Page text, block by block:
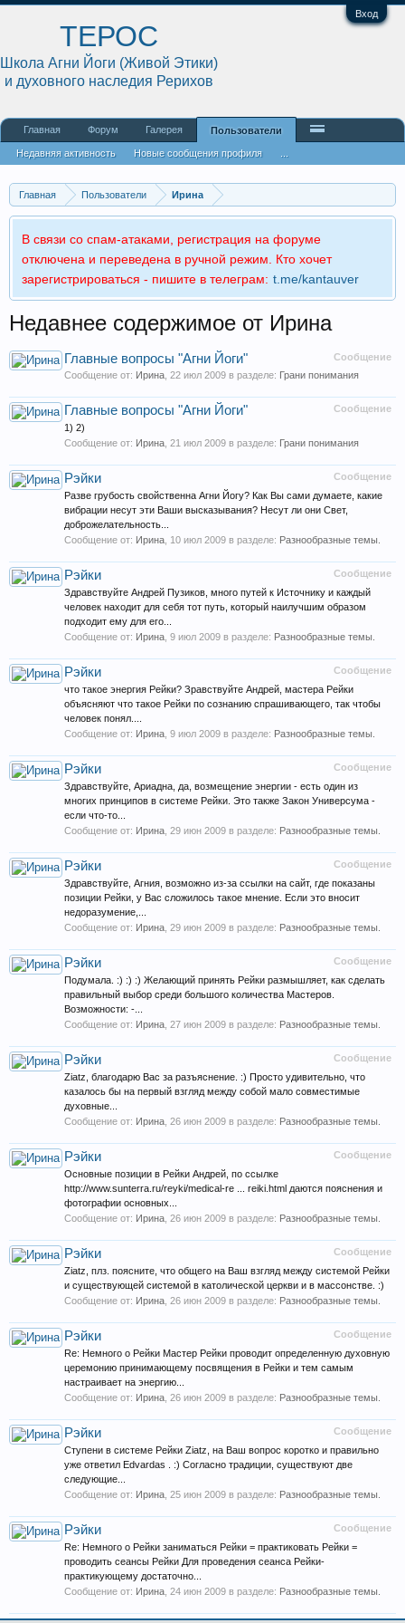
Вход
Главная Пользователи Ирина
В связи со спам-атаками, регистрация на форуме
отключена и переведена в ручной режим. Кто хочет
зарегистрироваться - пишите в телеграм: t.me/kantauver
Недавнее содержимое от Ирина
Сообщение
Главные вопросы "Агни Йоги"
Сообщение от: Ирина 22 июл 2009 в разделе: Грани понимания
Сообщение
Главные вопросы "Агни Йоги"
1) 2)
Сообщение от: Ирина 21 июл 2009 в разделе: Грани понимания
Сообщение
Рэйки
Разве грубость свойственна Агни Йогу? Как Вы сами думаете, какие
вибрации несут эти Ваши высказывания? Несут ли они Свет,
доброжелательность...
Сообщение от: Ирина 10 июл 2009 в разделе: Разнообразные темы.
Сообщение
Рэйки
Здравствуйте Андрей Пузиков, много путей к Источнику и каждый
человек находит для себя тот путь, который наилучшим образом
подходит ему для его...
Сообщение от: Ирина 9 июл 2009 в разделе: Разнообразные темы.
Сообщение
Рэйки
что такое энергия Рейки? Зравствуйте Андрей, мастера Рейки
объясняют что такое Рейки по сознанию спрашивающего, так чтобы
человек понял....
Сообщение от: Ирина 9 июл 2009 в разделе: Разнообразные темы.
Сообщение
Рэйки
Здравствуйте, Ариадна, да, возмещение энергии - есть один из
многих принципов в системе Рейки. Это также Закон Универсума -
если что-то...
Сообщение от: Ирина 29 июн 2009 в разделе: Разнообразные темы.
Сообщение
Рэйки
Здравствуйте, Агния, возможно из-за ссылки на сайт, где показаны
позиции Рейки, у Вас сложилось такое мнение. Если это вносит
недоразумение,...
Сообщение от: Ирина 29 июн 2009 в разделе: Разнообразные темы.
Сообщение
Рэйки
Подумала. :) :) :) Желающий принять Рейки размышляет, как сделать
правильный выбор среди большого количества Мастеров.
Возможности: -...
Сообщение от: Ирина 27 июн 2009 в разделе: Разнообразные темы.
Сообщение
Рэйки
Ziatz, благодарю Вас за разъяснение. :) Просто удивительно, что
казалось бы на первый взгляд между собой мало совместимые
духовные...
Сообщение от: Ирина 26 июн 2009 в разделе: Разнообразные темы.
Сообщение
Рэйки
Основные позиции в Рейки Андрей, по ссылке
http://www.sunterra.ru/reyki/medical-re ... reiki.html даются пояснения и
фотографии основных...
Сообщение от: Ирина 26 июн 2009 в разделе: Разнообразные темы.
Сообщение
Рэйки
Ziatz, плз. поясните, что общего на Ваш взгляд между системой Рейки
и существующей системой в католической церкви и в массонстве. :)
Сообщение от: Ирина 26 июн 2009 в разделе: Разнообразные темы.
Сообщение
Рэйки
Re: Немного о Рейки Мастер Рейки проводит определенную духовную
церемонию принимающему посвящения в Рейки и тем самым
настраивает на энергию...
Сообщение от: Ирина 26 июн 2009 в разделе: Разнообразные темы.
Сообщение
Рэйки
Ступени в системе Рейки Ziatz, на Ваш вопрос коротко и правильно
уже ответил Edvardas . :) Согласно традиции, существуют две
следующие...
Сообщение от: Ирина 25 июн 2009 в разделе: Разнообразные темы.
Сообщение
Рэйки
Re: Немного о Рейки заниматься Рейки = практиковать Рейки =
проводить сеансы Рейки Для проведения сеанса Рейки-
практикующему достаточно...
Сообщение от: Ирина 24 июн 2009 в разделе: Разнообразные темы.
ТЕРОС
Школа Агни Йоги (Живой Этики)
и духовного наследия Рерихов
Главная Форум Галерея Пользователи
Недавняя активность Новые сообщения профиля